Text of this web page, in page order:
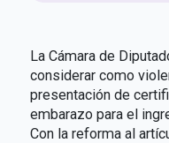
La Cámara de
considerar como
presentación de
embarazo para el
Con la reforma al